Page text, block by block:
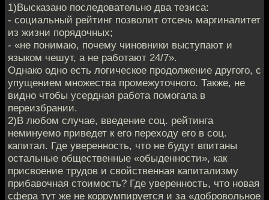
1)Высказано последовательно два тезиса:
- социальный рейтинг позволит отсечь маргиналитет
из жизни порядочных;
- «не понимаю, почему чиновники выступают и
языком чешут, а не работают 24/7».
Однако одно есть логическое продолжение другого, с
упущением множества промежуточного. Также, не
видно чтобы усердная работа помогала в
переизбрании.
2)В любом случае, введение соц. рейтинга
неминуемо приведет к его переходу его в соц.
капитал. Где уверенность, что не будут впитаны
остальные общественные «обыденности», как
присвоение трудов и свойственная капитализму
прибавочная стоимость? Где уверенность, что новая
сфера тут же не коррумпируется и за «добровольное